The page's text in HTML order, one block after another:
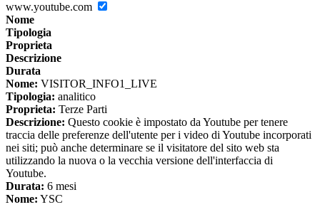
www.youtube.com
Nome
Tipologia
Proprieta
Descrizione
Durata
Nome: VISITOR_INFO1_LIVE
Tipologia: analitico
Proprieta: Terze Parti
Descrizione: Questo cookie è impostato da Youtube per tenere
traccia delle preferenze dell'utente per i video di Youtube incorporati
nei siti; può anche determinare se il visitatore del sito web sta
utilizzando la nuova o la vecchia versione dell'interfaccia di
Youtube.
Durata: 6 mesi
Nome: YSC